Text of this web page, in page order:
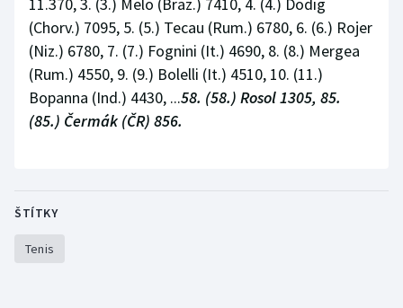
11.370, 3. (3.) Melo (Braz.) 7410, 4. (4.) Dodig
(Chorv.) 7095, 5. (5.) Tecau (Rum.) 6780, 6. (6.) Rojer
(Niz.) 6780, 7. (7.) Fognini (It.) 4690, 8. (8.) Mergea
(Rum.) 4550, 9. (9.) Bolelli (It.) 4510, 10. (11.)
Bopanna (Ind.) 4430, ...58. (58.) Rosol 1305, 85.
(85.) Čermák (ČR) 856.
ŠTÍTKY
Tenis